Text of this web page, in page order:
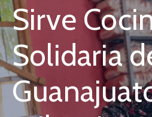
Pública
Biblioteca
Sirve
Solidaria